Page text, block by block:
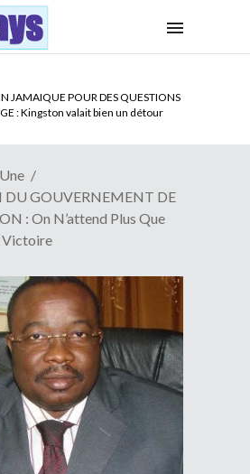
A LA TETE DU SENAT BENINOIS :
le pouvoir sans partir !
GOUVERNEMENT DE
: On N’attend Plus Que
Victoire